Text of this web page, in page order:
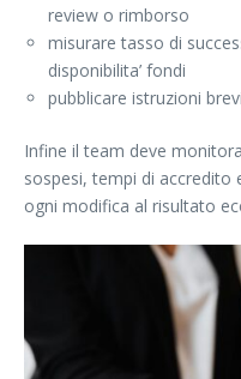
review o rimborso
misurare tasso di
disponibilita’ fondi
pubblicare istruzioni
Infine il team deve
sospesi, tempi di accredito
ogni modifica al risultato